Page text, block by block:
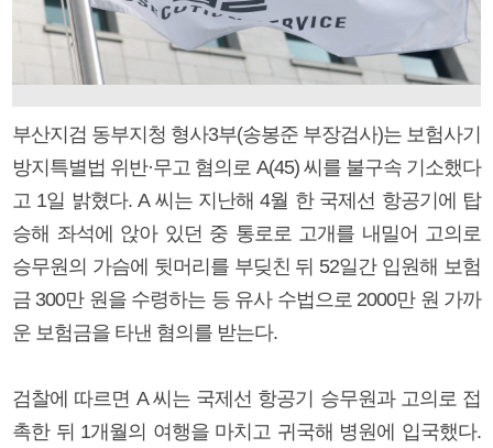
부산지검 동부지청 형사3부(송봉준 부장검사)는 보험사기
방지특별법 위반·무고 혐의로 A(45) 씨를 불구속 기소했다
고 1일 밝혔다. A 씨는 지난해 4월 한 국제선 항공기에 탑
승해 좌석에 앉아 있던 중 통로로 고개를 내밀어 고의로
승무원의 가슴에 뒷머리를 부딪친 뒤 52일간 입원해 보험
금 300만 원을 수령하는 등 유사 수법으로 2000만 원 가까
운 보험금을 타낸 혐의를 받는다.
검찰에 따르면 A 씨는 국제선 항공기 승무원과 고의로 접
촉한 뒤 1개월의 여행을 마치고 귀국해 병원에 입국했다.